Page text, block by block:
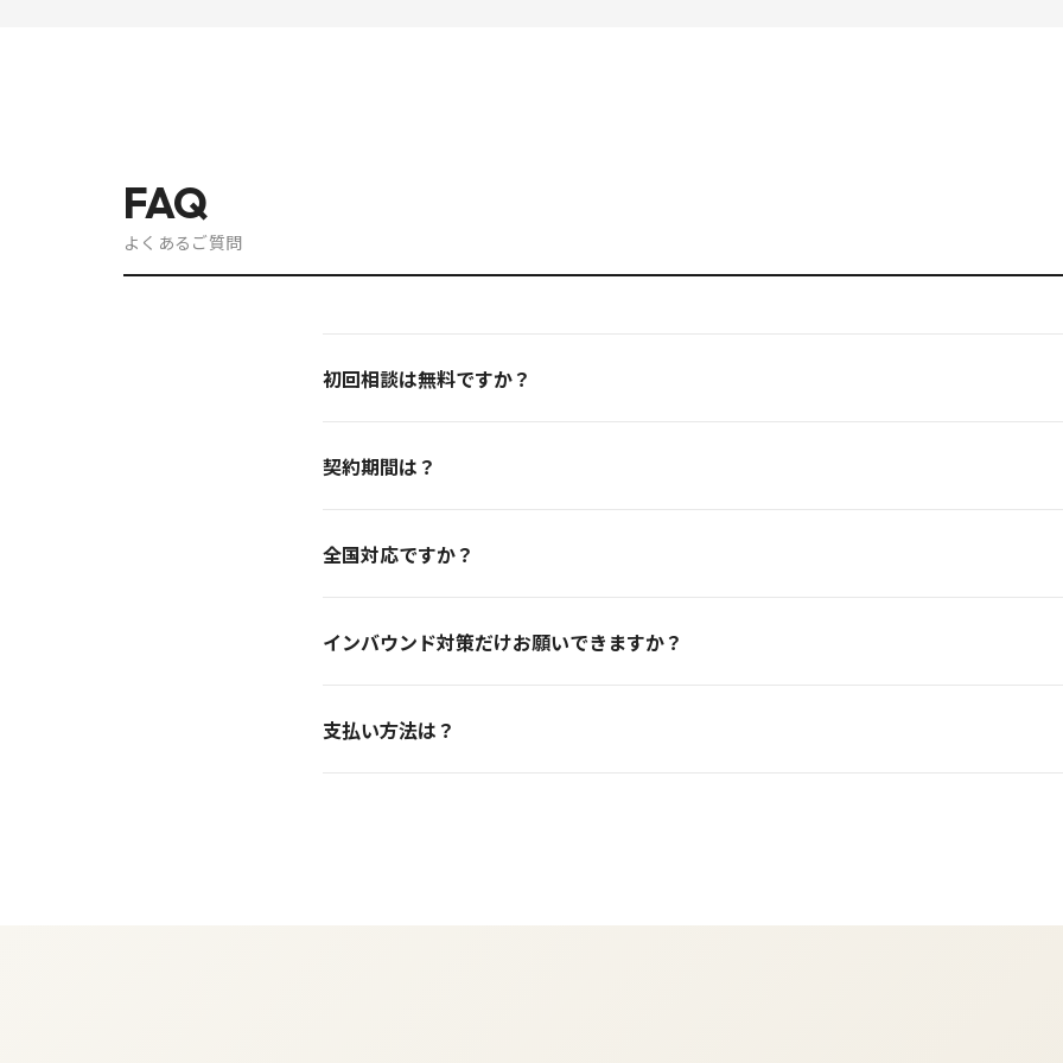
FAQ
よくあるご質問
初回相談は無料ですか？
提案します。
契約期間は？
模に応じて期間をご相談いたします。
全国対応ですか？
す。
インバウンド対策だけお願いできますか？
ートもお受けしています。
支払い方法は？